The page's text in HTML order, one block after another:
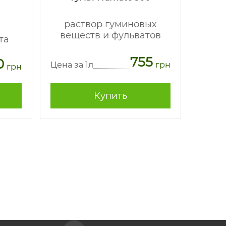
грн
раствор гуминовых
веществ и фульватов
Цена за 1л 755 грн
Купить